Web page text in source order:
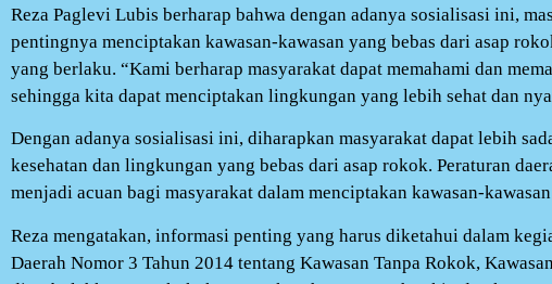
Reza Paglevi Lubis berharap bahwa dengan adanya sosialisasi ini,
pentingnya menciptakan kawasan-kawasan yang bebas dari asap
yang berlaku. “Kami berharap masyarakat dapat memahami dan
sehingga kita dapat menciptakan lingkungan yang lebih sehat dan
Dengan adanya sosialisasi ini, diharapkan masyarakat dapat lebih
kesehatan dan lingkungan yang bebas dari asap rokok. Peraturan
menjadi acuan bagi masyarakat dalam menciptakan kawasan-
Reza mengatakan, informasi penting yang harus diketahui dalam
Daerah Nomor 3 Tahun 2014 tentang Kawasan Tanpa Rokok,